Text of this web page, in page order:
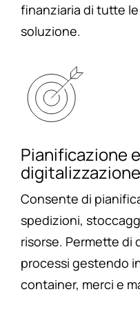
finanziaria di tutte
soluzione.
Pianificazione
Consente di
spedizioni,
risorse. Permette di
processi gestendo
container, merci e